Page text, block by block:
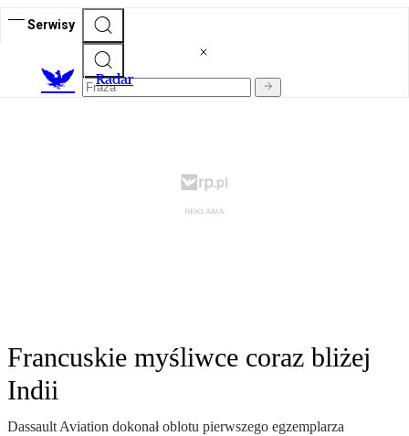
Serwisy
Radar
Francuskie myśliwce coraz bliżej
Indii
Dassault Aviation dokonał oblotu pierwszego egzemplarza